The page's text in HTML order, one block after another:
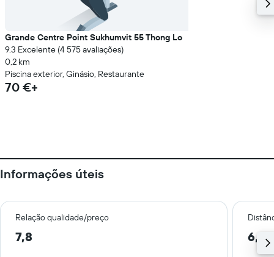
Grande Centre Point Sukhumvit 55 Thong Lo
9.3 Excelente (4 575 avaliações)
0,2 km
Piscina exterior, Ginásio, Restaurante
70 €+
Informações úteis
Relação qualidade/preço
7,8 6,1